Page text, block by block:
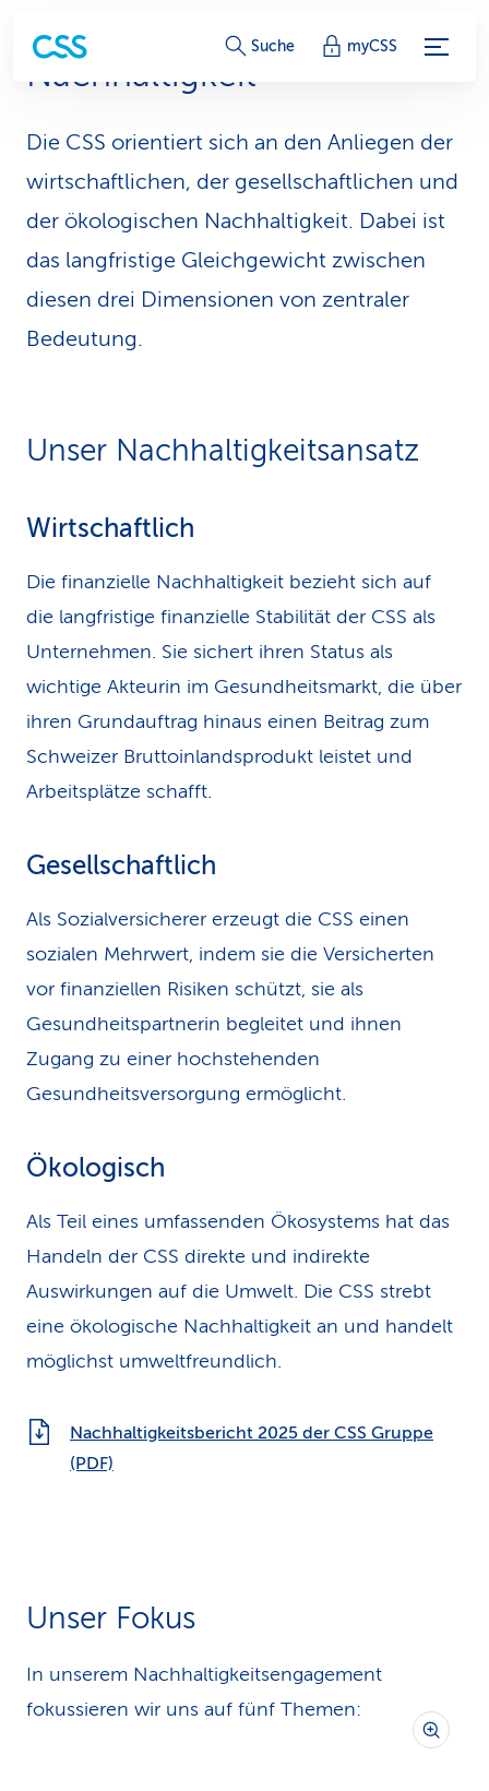
S
e
r
v
i
c
e
i
Suche myCSS
Nachhaltigkeit
Die CSS orientiert sich an den Anliegen der
wirtschaftlichen, der gesellschaftlichen und
der ökologischen Nachhaltigkeit. Dabei ist
das langfristige Gleichgewicht zwischen
diesen drei Dimensionen von zentraler
Bedeutung.
Unser Nachhaltigkeitsansatz
Wirtschaftlich
Die finanzielle Nachhaltigkeit bezieht sich auf
die langfristige finanzielle Stabilität der CSS als
Unternehmen. Sie sichert ihren Status als
wichtige Akteurin im Gesundheitsmarkt, die über
ihren Grundauftrag hinaus einen Beitrag zum
Schweizer Bruttoinlandsprodukt leistet und
Arbeitsplätze schafft.
Gesellschaftlich
Als Sozialversicherer erzeugt die CSS einen
sozialen Mehrwert, indem sie die Versicherten
vor finanziellen Risiken schützt, sie als
Gesundheitspartnerin begleitet und ihnen
Zugang zu einer hochstehenden
Gesundheitsversorgung ermöglicht.
Ökologisch
Als Teil eines umfassenden Ökosystems hat das
Handeln der CSS direkte und indirekte
Auswirkungen auf die Umwelt. Die CSS strebt
eine ökologische Nachhaltigkeit an und handelt
möglichst umweltfreundlich.
Nachhaltigkeitsbericht 2025 der CSS Gruppe
(PDF)
Unser Fokus
In unserem Nachhaltigkeitsengagement
fokussieren wir uns auf fünf Themen: